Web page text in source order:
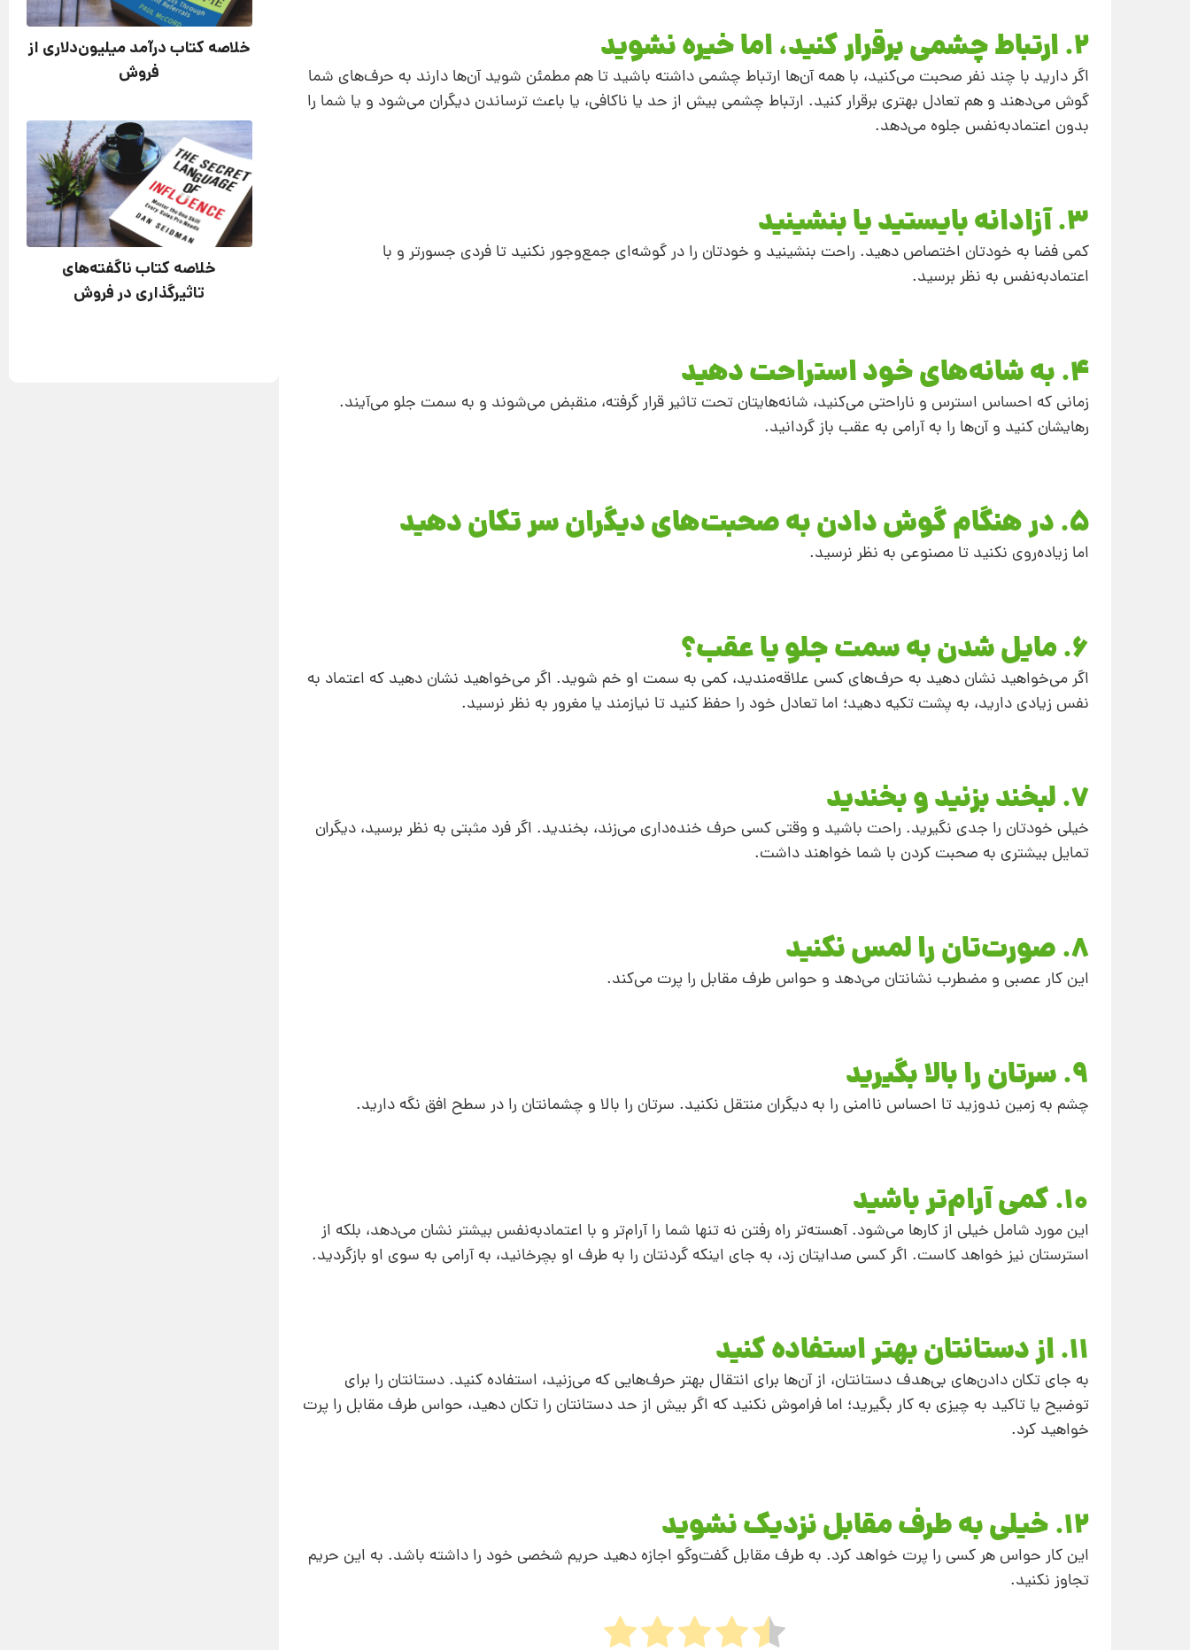
2. ارتباط چشمی برقرار کنید، اما خیره نشوید
اگر دارید با چند نفر صحبت می‌کنید، با همه آن‌ها ارتباط چشمی داشته باشید تا هم مطمئن شوید آن‌ها دارند به حرف‌های شما
گوش می‌دهند و هم تعادل بهتری برقرار کنید. ارتباط چشمی بیش از حد یا ناکافی، یا باعث ترساندن دیگران می‌شود و یا شما را
بدون اعتماد‌به‌نفس جلوه می‌دهد.
3. آزادانه بایستید یا بنشینید
کمی فضا به خودتان اختصاص دهید. راحت بنشینید و خودتان را در گوشه‌‌ای جمع‌وجور نکنید تا فردی جسورتر و با
اعتمادبه‌نفس به نظر برسید.
4. به شانه‌های خود استراحت دهید
زمانی که احساس استرس و ناراحتی می‌کنید، شانه‌هایتان تحت تاثیر قرار گرفته، منقبض می‌شوند و به سمت جلو می‌آیند.
رهایشان کنید و آن‌ها را به آرامی به عقب باز گردانید.
5. در هنگام گوش دادن به صحبت‌های دیگران سر تکان دهید
اما زیاده‌روی نکنید تا مصنوعی به نظر نرسید.
6. مایل شدن به سمت جلو یا عقب؟
اگر می‌خواهید نشان دهید به حرف‌های کسی علاقه‌مندید، کمی به سمت او خم شوید. اگر می‌خواهید نشان دهید که اعتماد به
نفس زیادی دارید، به پشت تکیه دهید؛ اما تعادل خود را حفظ کنید تا نیازمند یا مغرور به نظر نرسید.
7. لبخند بزنید و بخندید
خیلی خودتان را جدی نگیرید. راحت باشید و وقتی کسی حرف خنده‌داری می‌زند، بخندید. اگر فرد مثبتی به نظر برسید، دیگران
تمایل بیشتری به صحبت کردن با شما خواهند داشت.
8. صورت‌تان را لمس نکنید
این کار عصبی و مضطرب نشانتان می‌دهد و حواس طرف مقابل را پرت می‌کند.
9. سرتان را بالا بگیرید
چشم به زمین ندوزید تا احساس ناامنی را به دیگران منتقل نکنید. سرتان را بالا و چشمانتان را در سطح افق نگه دارید.
10. کمی آرام‌تر باشید
این مورد شامل خیلی از کارها می‌شود. آهسته‌تر راه رفتن نه تنها شما را آرام‌تر و با اعتماد‌به‌نفس بیشتر نشان می‌دهد، بلکه از
استرستان نیز خواهد کاست. اگر کسی صدایتان زد، به جای اینکه گردنتان را به طرف او بچرخانید،‌ به آرامی به سوی او بازگردید.
11. از دستانتان بهتر استفاده کنید
به جای تکان دادن‌های بی‌هدف دستانتان، از آن‌ها برای انتقال بهتر حرف‌هایی که می‌زنید، استفاده کنید. دستانتان را برای
توضیح یا تاکید به چیزی به کار بگیرید؛ اما فراموش نکنید که اگر بیش از حد دستانتان را تکان دهید، حواس طرف مقابل را پرت
خواهید کرد.
12. خیلی به طرف مقابل نزدیک نشوید
این کار حواس هر کسی را پرت خواهد کرد. به طرف مقابل گفت‌وگو اجازه دهید حریم شخصی خود را داشته باشد. به این حریم
تجاوز نکنید.
خلاصه کتاب درآمد میلیون‌دلاری از
فروش
خلاصه کتاب ناگفته‌های
تاثیرگذاری در فروش